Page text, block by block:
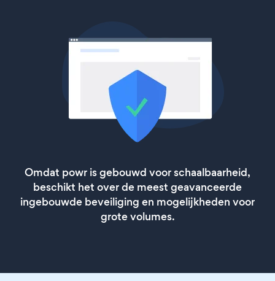
Omdat powr is gebouwd voor schaalbaarheid,
beschikt het over de meest geavanceerde
ingebouwde beveiliging en mogelijkheden voor
grote volumes.